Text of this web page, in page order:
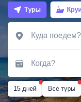
Туры
15 дней Все туры